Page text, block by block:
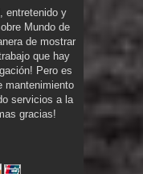
entretenido y
Mundo de
de mostrar
que hay
Pero es
mantenimiento
servicios a la
gracias!